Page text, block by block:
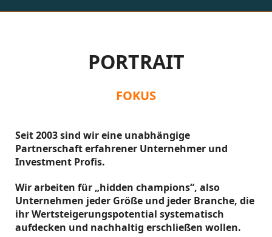
PORTRAIT
FOKUS
Seit 2003 sind wir eine unabhängige
Partnerschaft erfahrener Unternehmer und
Investment Profis.
Wir arbeiten für „hidden champions“, also
Unternehmen jeder Größe und jeder Branche, die
ihr Wertsteigerungspotential systematisch
aufdecken und nachhaltig erschließen wollen.